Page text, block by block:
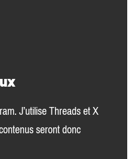
J’utilise Threads et X
seront donc